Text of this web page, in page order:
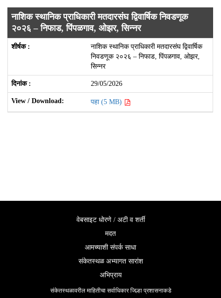
नाशिक स्थानिक प्राधिकारी मतदारसंघ द्विवार्षिक निवडणूक
२०२६ – निफाड, पिंपळगाव, ओझर, सिन्नर
नाशिक स्थानिक प्राधिकारी मतदारसंघ द्विवार्षिक
निवडणूक २०२६ – निफाड, पिंपळगाव, ओझर,
सिन्नर
29/05/2026
पहा (5 MB)
वेबसाइट धोरणे / अटी व शर्ती
मदत
आमच्याशी संपर्क साधा
संकेतस्थळ अभ्यागत सारांश
अभिप्राय
संकेतस्थळावरील माहितीचा सर्वाधिकार जिल्हा प्रशासनाकडे